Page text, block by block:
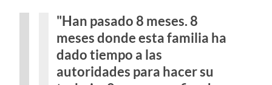
"Han pasado 8 meses. 8
meses donde esta familia ha
dado tiempo a las
autoridades para hacer su